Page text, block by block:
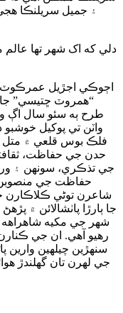
۽ جميل سريلنڪا
دلي که اک شهر تها
اڄوڪي اجڙيل عمرڪوٽ
“همروٽ ڇتيسي” جا
طرح ٻه سئو سال اڳ
واٽن تي پوکيل خوشبو
فلڪ بوس قلعي ۾ متل
حدن جي حفاظت،
جي تذڪري، سونهن ۽
حفاظت جي
شاعرن توڻي ڪلاڪارن
جا ٻارڙا پاٺشالائن ۾
شهر جي مکيه شاهراهه
رهيو آهي. ان جي
سنهڙين چيلهين وارين
جي لهرن تان گهلندڙ